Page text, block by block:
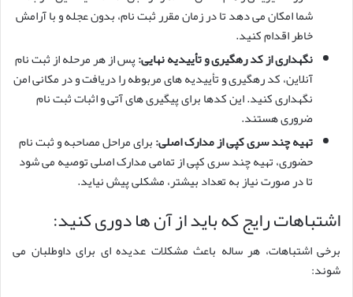
شما امکان می دهد تا در زمان مقرر ثبت نام، بدون عجله و با آرامش
خاطر اقدام کنید.
نگهداری از کد رهگیری و تأییدیه نهایی:پس از هر مرحله از ثبت نام
آنلاین، کد رهگیری و تأییدیه های مربوطه را دریافت و در مکانی امن
نگهداری کنید. این کدها برای پیگیری های آتی و اثبات ثبت نام
ضروری هستند.
تهیه چند سری کپی از مدارک اصلی:برای مراحل مصاحبه و ثبت نام
حضوری، تهیه چند سری کپی از تمامی مدارک اصلی توصیه می شود
تا در صورت نیاز به تعداد بیشتر، مشکلی پیش نیاید.
اشتباهات رایج که باید از آن ها دوری کنید:
برخی اشتباهات، هر ساله باعث مشکلات عدیده ای برای داوطلبان می
شوند: